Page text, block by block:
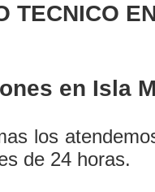
TECNICO
en Isla
los
de 24 horas.